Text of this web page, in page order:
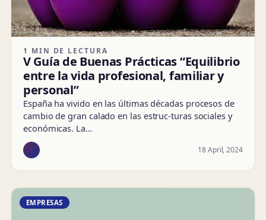
1 MIN DE LECTURA
V Guía de Buenas Prácticas “Equilibrio
entre la vida profesional, familiar y
personal”
España ha vivido en las últimas décadas procesos de
cambio de gran calado en las estruc-turas sociales y
económicas. La…
18 April, 2024
EMPRESAS